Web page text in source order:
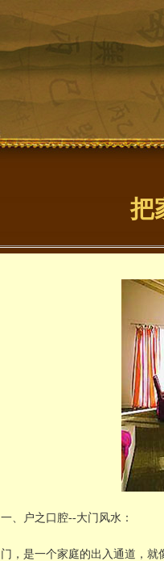
把
一、户之口腔--大门风水：
门，是一个家庭的出入通道，就